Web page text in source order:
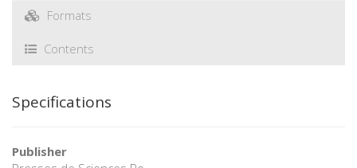
Formats
Contents
Specifications
Publisher